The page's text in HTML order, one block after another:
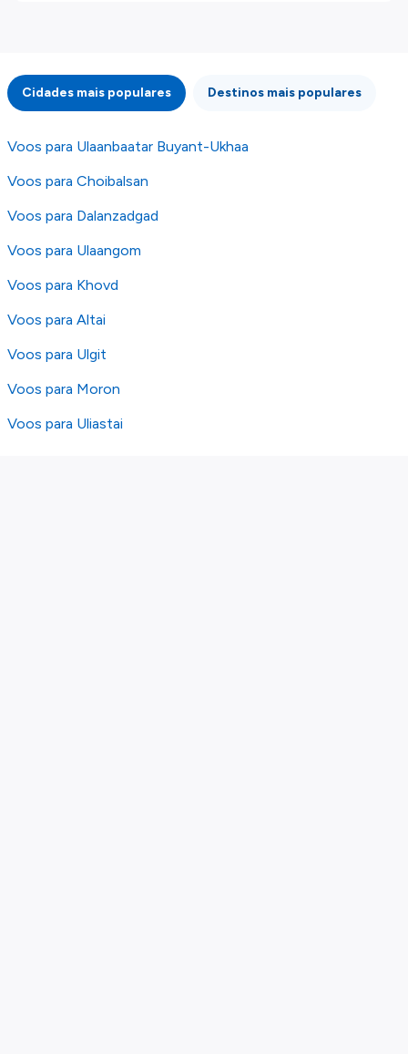
integridade ou pela precisão da informação
publicada, por isso verifique com atenção todas
as condições no website do parceiro antes de
fazer uma reserva. Para mais detalhes verifique
os nossosTermos e Condições
Cidades mais populares Destinos mais populares
Voos para Ulaanbaatar Buyant-Ukhaa
Voos para Choibalsan
Voos para Dalanzadgad
Voos para Ulaangom
Voos para Khovd
Voos para Altai
Voos para Ulgit
Voos para Moron
Voos para Uliastai